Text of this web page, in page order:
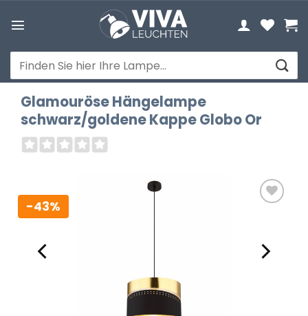
Inhalt
Suchen
nach:
Glamouröse Hängelampe
schwarz/goldene Kappe Globo Or
-43%